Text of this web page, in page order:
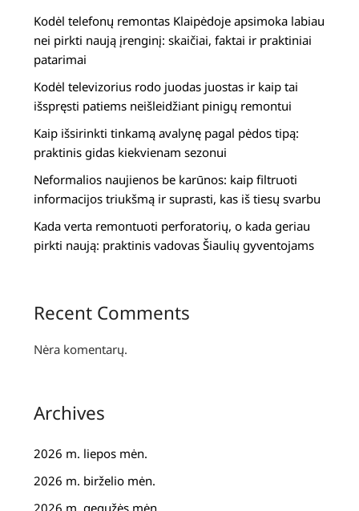
Kodėl telefonų remontas Klaipėdoje apsimoka labiau
nei pirkti naują įrenginį: skaičiai, faktai ir praktiniai
patarimai
Kodėl televizorius rodo juodas juostas ir kaip tai
išspręsti patiems neišleidžiant pinigų remontui
Kaip išsirinkti tinkamą avalynę pagal pėdos tipą:
praktinis gidas kiekvienam sezonui
Neformalios naujienos be karūnos: kaip filtruoti
informacijos triukšmą ir suprasti, kas iš tiesų svarbu
Kada verta remontuoti perforatorių, o kada geriau
pirkti naują: praktinis vadovas Šiaulių gyventojams
Recent Comments
Nėra komentarų.
Archives
2026 m. liepos mėn.
2026 m. birželio mėn.